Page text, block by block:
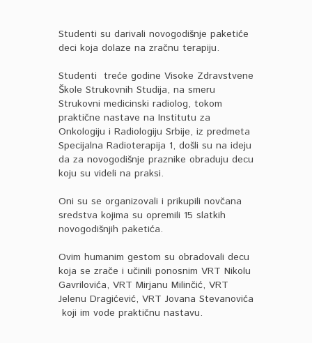
Studenti su darivali novogodišnje paketiće
deci koja dolaze na zračnu terapiju.
Studenti treće godine Visoke Zdravstvene
Škole Strukovnih Studija, na smeru
Strukovni medicinski radiolog, tokom
praktične nastave na Institutu za
Onkologiju i Radiologiju Srbije, iz predmeta
Specijalna Radioterapija 1, došli su na ideju
da za novogodišnje praznike obraduju decu
koju su videli na praksi.
Oni su se organizovali i prikupili novčana
sredstva kojima su opremili 15 slatkih
novogodišnjih paketića.
Ovim humanim gestom su obradovali decu
koja se zrače i učinili ponosnim VRT Nikolu
Gavrilovića, VRT Mirjanu Milinčić, VRT
Jelenu Dragićević, VRT Jovana Stevanovića
koji im vode praktičnu nastavu.